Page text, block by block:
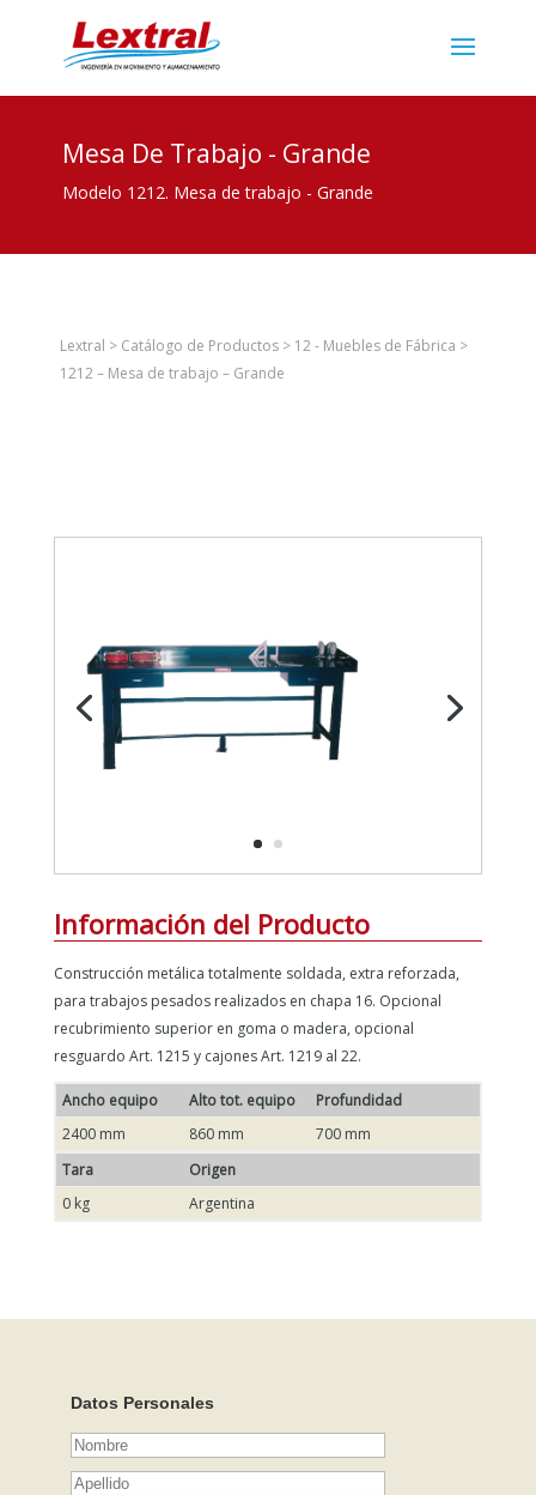
Mesa De Trabajo - Grande
Modelo 1212. Mesa de trabajo - Grande
Lextral > Catálogo de Productos> 12 - Muebles de Fábrica >
1212 – Mesa de trabajo – Grande
Información del Producto
Construcción metálica totalmente soldada, extra reforzada,
para trabajos pesados realizados en chapa 16. Opcional
recubrimiento superior en goma o madera, opcional
resguardo Art. 1215 y cajones Art. 1219 al 22.
Ancho equipo Alto tot. equipo
Profundidad
2400 mm
860 mm
700 mm
Tara
Origen
0 kg
Argentina
Datos Personales